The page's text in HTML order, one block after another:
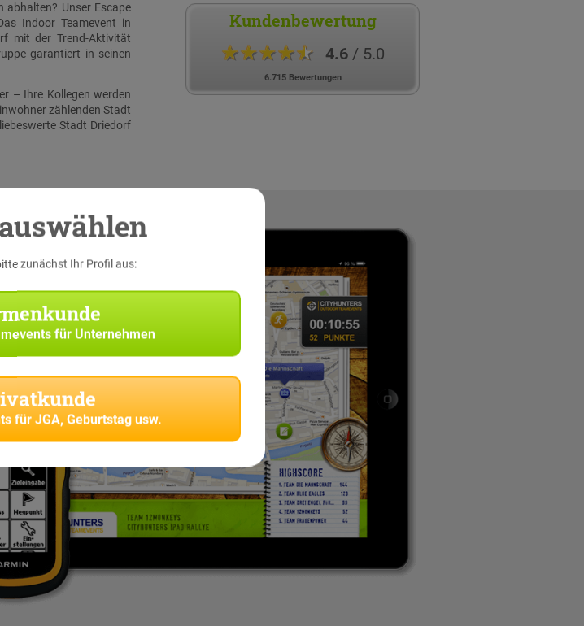
abhalten? Unser Escape
Indoor Teamevent in
mit der Trend-Aktivität
garantiert in seinen
– Ihre Kollegen werden
zählenden Stadt
Stadt Driedorf
Kundenbewertung
★★★★★ 4.6/ 5.0
6.715 Bewertungen
zunächst Ihr Profil aus:
für Unternehmen
für JGA, Geburtstag usw.